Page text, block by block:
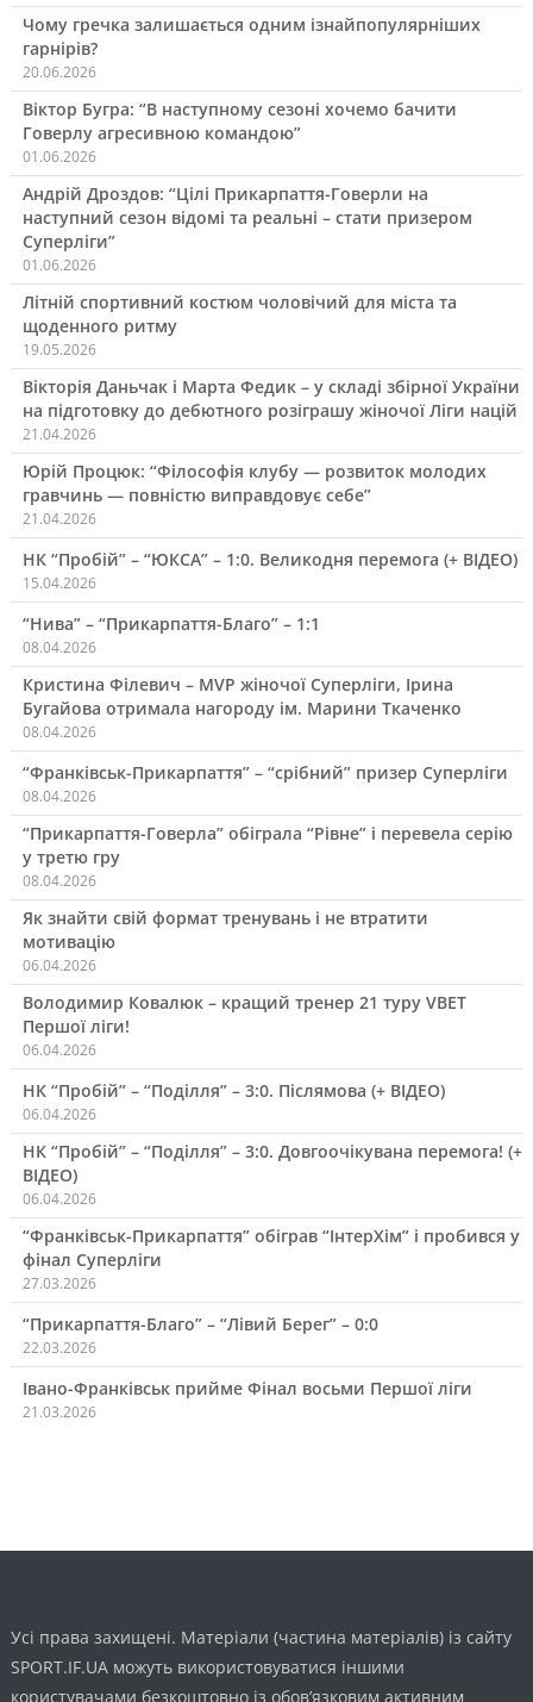
Чому гречка залишається одним ізнайпопулярніших
гарнірів?
20.06.2026
Віктор Бугра: “В наступному сезоні хочемо бачити
Говерлу агресивною командою”
01.06.2026
Андрій Дроздов: “Цілі Прикарпаття-Говерли на
наступний сезон відомі та реальні – стати призером
Суперліги”
01.06.2026
Літній спортивний костюм чоловічий для міста та
щоденного ритму
19.05.2026
Вікторія Даньчак і Марта Федик – у складі збірної України
на підготовку до дебютного розіграшу жіночої Ліги націй
21.04.2026
Юрій Процюк: “Філософія клубу — розвиток молодих
гравчинь — повністю виправдовує себе”
21.04.2026
НК “Пробій” – “ЮКСА” – 1:0. Великодня перемога (+ ВІДЕО)
15.04.2026
“Нива” – “Прикарпаття-Благо” – 1:1
08.04.2026
Кристина Філевич – MVP жіночої Суперліги, Ірина
Бугайова отримала нагороду ім. Марини Ткаченко
08.04.2026
“Франківськ-Прикарпаття” – “срібний” призер Суперліги
08.04.2026
“Прикарпаття-Говерла” обіграла “Рівне” і перевела серію
у третю гру
08.04.2026
Як знайти свій формат тренувань і не втратити
мотивацію
06.04.2026
Володимир Ковалюк – кращий тренер 21 туру VBET
Першої ліги!
06.04.2026
НК “Пробій” – “Поділля” – 3:0. Післямова (+ ВІДЕО)
06.04.2026
НК “Пробій” – “Поділля” – 3:0. Довгоочікувана перемога! (+
ВІДЕО)
06.04.2026
“Франківськ-Прикарпаття” обіграв “ІнтерХім” і пробився у
фінал Суперліги
27.03.2026
“Прикарпаття-Благо” – “Лівий Берег” – 0:0
22.03.2026
Івано-Франківськ прийме Фінал восьми Першої ліги
21.03.2026
Усі права захищені. Матеріали (частина матеріалів) із сайту
SPORT.IF.UA можуть використовуватися іншими
користувачами безкоштовно із обов’язковим активним